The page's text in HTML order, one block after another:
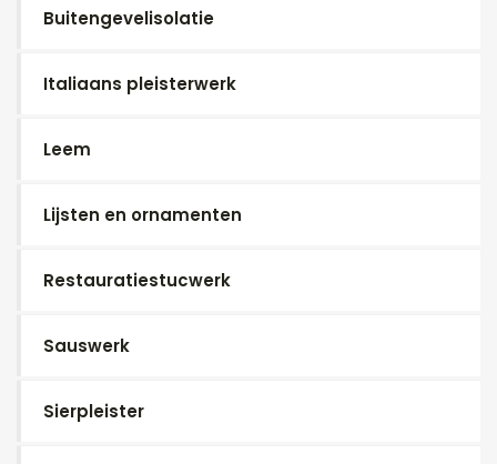
Buitengevelisolatie
Italiaans pleisterwerk
Leem
Lijsten en ornamenten
Restauratiestucwerk
Sauswerk
Sierpleister